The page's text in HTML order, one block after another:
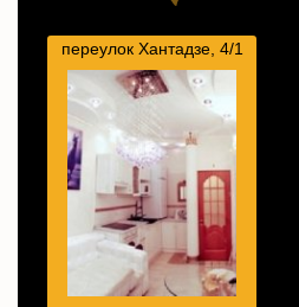
переулок Хантадзе, 4/1